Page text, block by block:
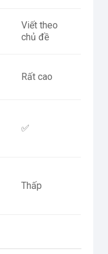
Viết theo
chủ đề
Rất cao
✅
Thấp